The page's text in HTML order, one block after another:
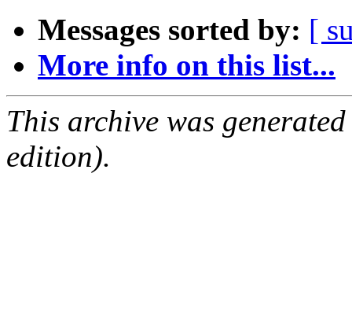
Messages sorted by: [
More info on this list...
This archive was
edition).